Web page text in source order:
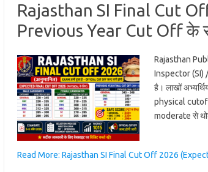
Rajasthan SI Final Cut
Previous Year Cut Off के
Rajasthan
Inspector (SI) /
है। लाखों
physical
moderate से
Read More: Rajasthan SI Final Cut Off 2026